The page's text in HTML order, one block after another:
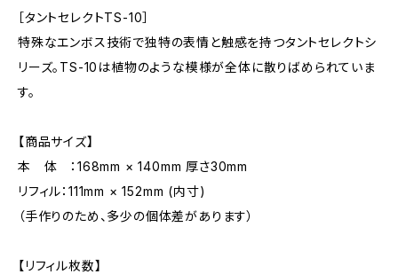
［タントセレクトTS-10］
特殊なエンボス技術で独特の表情と触感を持つタントセレクトシ
リーズ。TS-10は植物のような模様が全体に散りばめられていま
す。
【商品サイズ】
本 体 ：168mm × 140mm 厚さ30mm
リフィル：111mm × 152mm (内寸)
（手作りのため、多少の個体差があります）
【リフィル枚数】